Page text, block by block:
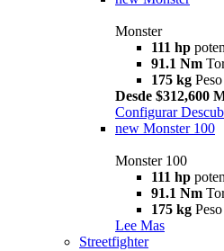
Monster
111 hp
91.1 Nm
175 kg
Desde $312,600
Configurar
new Monster 100
Monster 100
111 hp
91.1 Nm
175 kg
Lee Mas
Streetfighter